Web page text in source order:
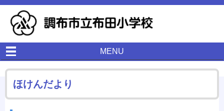
MENU
ほけんだより